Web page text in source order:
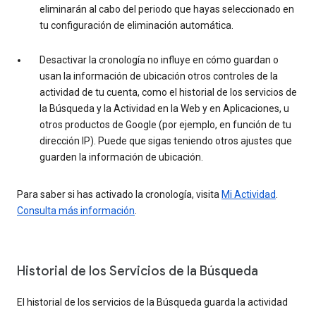
eliminarán al cabo del periodo que hayas seleccionado en
tu configuración de eliminación automática.
Desactivar la cronología no influye en cómo guardan o
usan la información de ubicación otros controles de la
actividad de tu cuenta, como el historial de los servicios de
la Búsqueda y la Actividad en la Web y en Aplicaciones, u
otros productos de Google (por ejemplo, en función de tu
dirección IP). Puede que sigas teniendo otros ajustes que
guarden la información de ubicación.
Para saber si has activado la cronología, visita Mi Actividad.
Consulta más información.
Historial de los Servicios de la Búsqueda
El historial de los servicios de la Búsqueda guarda la actividad